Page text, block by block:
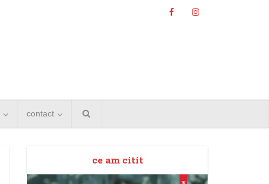
contact
ce am citit